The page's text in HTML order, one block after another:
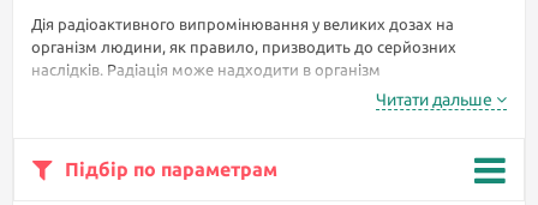
Дія радіоактивного випромінювання у великих дозах на
організм людини, як правило, призводить до серйозних
наслідків. Радіація може надходити в організм
найрізноманітнішими шляхами. При прийомі їжі, разом з
продуктами, при диханні і навіть через шкіру. Під час
клітини організму і починають руйнувати їх.
Читати дальше
Підбір по параметрам